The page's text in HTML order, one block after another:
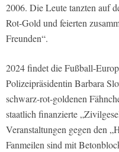
2006. Die Leute tanzten auf
Rot-Gold und feierten
Freunden“.
2024 findet die Fußball-
Polizeipräsidentin Barbara
schwarz-rot-goldenen
staatlich finanzierte
Veranstaltungen gegen den
Fanmeilen sind mit